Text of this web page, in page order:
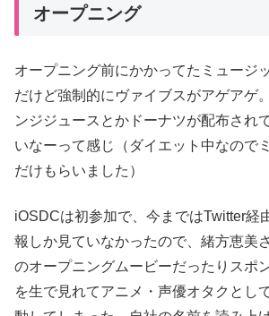
オープニング
オープニング前にかかってたミュージ
だけど強制的にヴァイブスがアゲアゲ
ンジジュースとかドーナツが配布され
いなーって感じ（ダイエット中なので
だけもらいました）
iOSDCは初参加で、今まではTwitter経
報しか見ていなかったので、緒方恵美
のオープニングムービーだったりスポ
を生で見れてアニメ・声優オタクとし